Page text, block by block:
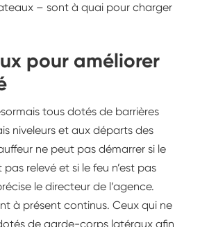
– sont à quai pour charger
pour améliorer
tous dotés de barrières
niveleurs et aux départs des
ne peut pas démarrer si le
pas relevé et si le feu n’est pas
le directeur de l’agence.
à présent continus. Ceux qui ne
de garde-corps latéraux afin